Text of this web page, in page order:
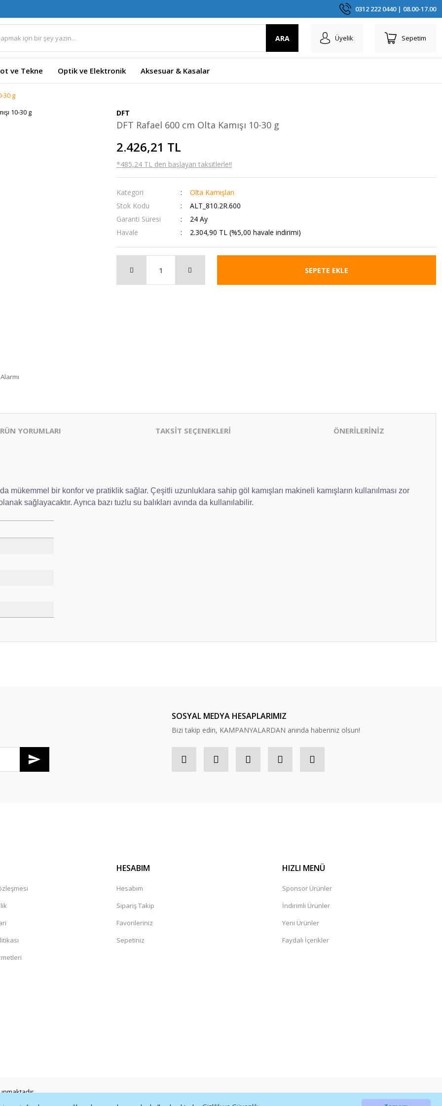
0312 222 0440 | 08.00-17.00
ARA Üyelik Sepetim
ve Tekne Optik ve Elektronik Aksesuar & Kasalar
30 g
DFT
DFT Rafael 600 cm Olta Kamışı 10-30 g
2.426,21 TL
*485,24 TL den başlayan taksitlerle!!
Kategori
Olta Kamışları
Stok Kodu
ALT_810.2R.600
Garanti Süresi
24 Ay
Havale
2.304,90 TL (%5,00 havale indirimi)
SEPETE EKLE
YORUMLARI TAKSİT SEÇENEKLERİ ÖNERİLERİNİZ
mükemmel bir konfor ve pratiklik sağlar. Çeşitli uzunluklara sahip göl kamışları makineli kamışların kullanılması zor
sağlayacaktır. Ayrıca bazı tuzlu su balıkları avında da kullanılabilir.
SOSYAL MEDYA HESAPLARIMIZ
Bizi takip edin, KAMPANYALARDAN anında haberiniz olsun!
HESABIM
Hesabım
Sipariş Takip
Favorileriniz
Sepetiniz
HIZLI MENÜ
Sponsor Ürünler
İndirimli Ürünler
Yeni Ürünler
Faydalı İçerikler